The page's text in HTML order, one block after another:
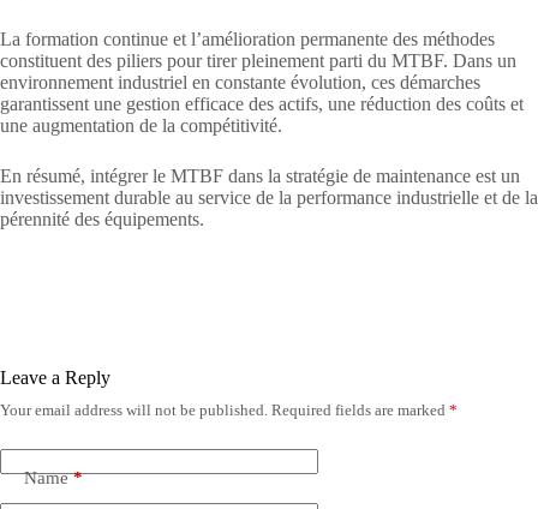
La formation continue et l’amélioration permanente des méthodes
constituent des piliers pour tirer pleinement parti du MTBF. Dans un
environnement industriel en constante évolution, ces démarches
garantissent une gestion efficace des actifs, une réduction des coûts et
une augmentation de la compétitivité.
En résumé, intégrer le MTBF dans la stratégie de maintenance est un
investissement durable au service de la performance industrielle et de la
pérennité des équipements.
Leave a Reply
Your email address will not be published. Required fields are marked *
Name*